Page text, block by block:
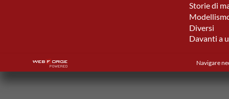
Storie di
Diversi
Davanti a
Navigare